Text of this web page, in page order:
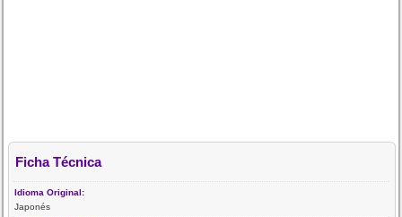
Ficha Técnica
Idioma Original:
Japonés